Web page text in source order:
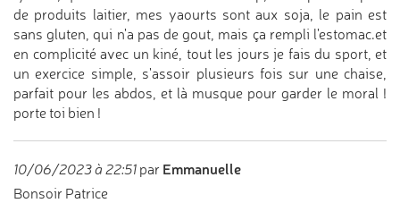
de produits laitier, mes yaourts sont aux soja, le pain est
sans gluten, qui n'a pas de gout, mais ça rempli l'estomac.et
en complicité avec un kiné, tout les jours je fais du sport, et
un exercice simple, s'assoir plusieurs fois sur une chaise,
parfait pour les abdos, et là musque pour garder le moral !
porte toi bien !
10/06/2023 à 22:51 par Emmanuelle
Bonsoir Patrice